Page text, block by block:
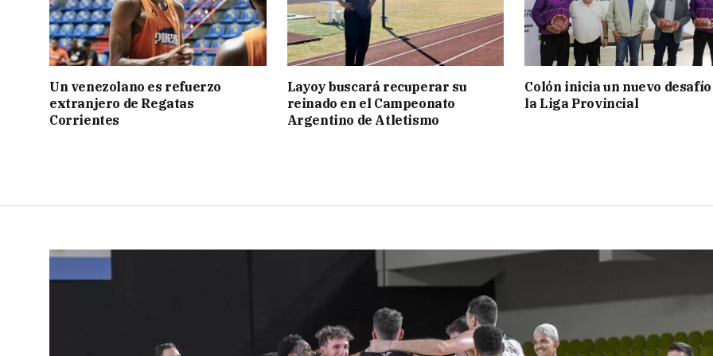
Un venezolano es refuerzo
extranjero de Regatas
Corrientes
Layoy buscará recuperar su
reinado en el Campeonato
Argentino de Atletismo
Colón inicia un nuevo
la Liga Provincial